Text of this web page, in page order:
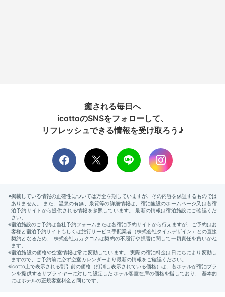
癒される毎日へ
icottoのSNSをフォローして、
リフレッシュできる情報を受け取ろう♪